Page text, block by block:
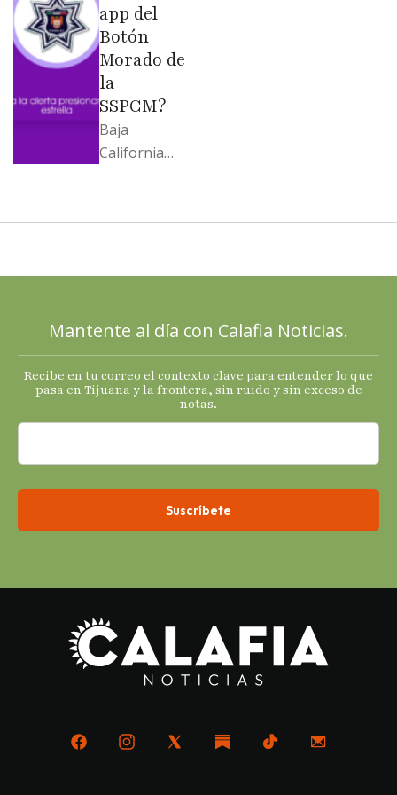
…
app del
Botón
Morado de
la
SSPCM?
Baja
California
2025 con
termómetro
s
económicos.
Mantente al día con Calafia Noticias.
Recibe en tu correo el contexto clave para entender lo que
pasa en Tijuana y la frontera, sin ruido y sin exceso de
notas.